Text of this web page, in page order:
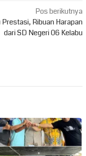
Pos berikutnya
Prestasi, Ribuan Harapan
dari SD Negeri 06 Kelabu